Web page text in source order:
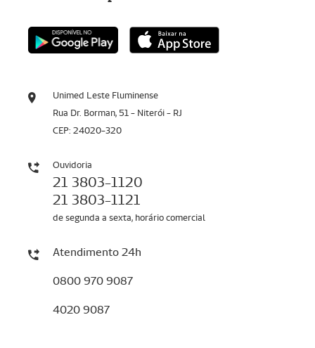
Unimed Leste Fluminense
Rua Dr. Borman, 51 - Niterói - RJ
CEP: 24020-320
Ouvidoria
21 3803-1120
21 3803-1121
de segunda a sexta, horário comercial
Atendimento 24h
0800 970 9087
4020 9087